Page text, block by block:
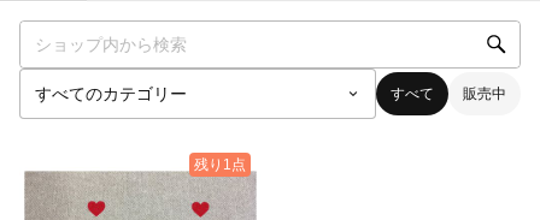
すべて 販売中
残り1点